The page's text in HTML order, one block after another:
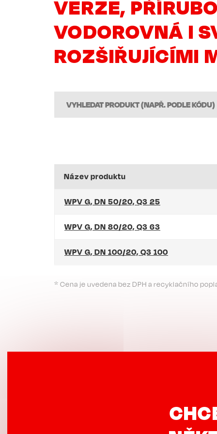
VERZE,
VODOROVNÁ I
ROZŠIŘUJÍCÍMI
Název produktu
WPV G, DN 50/20, Q3 25
WPV G, DN 80/20, Q3 63
WPV G, DN 100/20, Q3 100
* Cena je uvedena bez DPH a recyklačního